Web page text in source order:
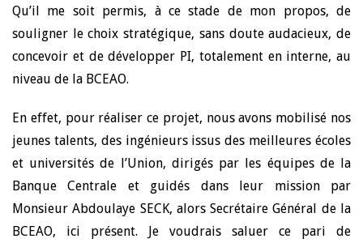
Qu’il me soit permis, à ce stade de mon propos, de
souligner le choix stratégique, sans doute audacieux, de
concevoir et de développer PI, totalement en interne, au
niveau de la BCEAO.
En effet, pour réaliser ce projet, nous avons mobilisé nos
jeunes talents, des ingénieurs issus des meilleures écoles
et universités de l’Union, dirigés par les équipes de la
Banque Centrale et guidés dans leur mission par
Monsieur Abdoulaye SECK, alors Secrétaire Général de la
BCEAO, ici présent. Je voudrais saluer ce pari de